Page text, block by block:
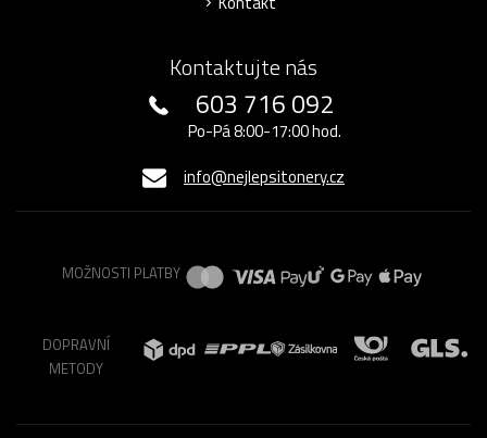
Kontaktujte nás
603 716 092
Po-Pá 8:00-17:00 hod.
info@nejlepsitonery.cz
MOŽNOSTI PLATBY
DOPRAVNÍ
METODY